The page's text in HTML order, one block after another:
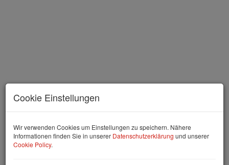
Beschreibung
NEUBAU AUFSTOCKUNG AUF HISTORISCHEM
Cookie Einstellungen
Wir verwenden Cookies um Einstellungen zu speichern. Nähere
Informationen finden Sie in unserer Datenschutzerklärung und unserer
Cookie Policy.